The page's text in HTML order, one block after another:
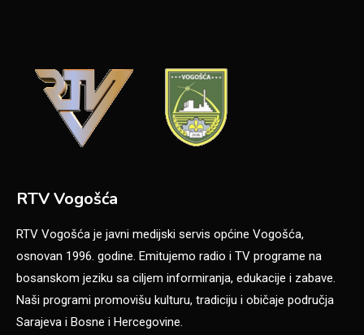
RTV Vogošća
RTV Vogošća je javni medijski servis općine Vogošća,
osnovan 1996. godine. Emitujemo radio i TV programe na
bosanskom jeziku sa ciljem informiranja, edukacije i zabave.
Naši programi promovišu kulturu, tradiciju i običaje područja
Sarajeva i Bosne i Hercegovine.